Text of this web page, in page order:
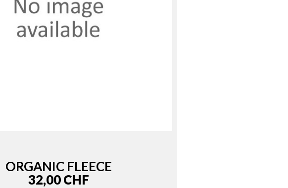
ORGANIC FLEECE
Price
32,00 CHF